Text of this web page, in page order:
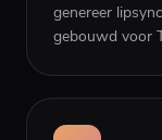
genereer
gebouwd voor